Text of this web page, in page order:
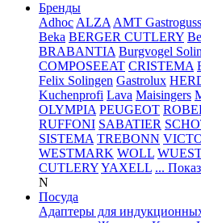
Бренды
Adhoc ALZA AMT Gastroguss
Beka BERGER CUTLERY
BRABANTIA Burgvogel
COMPOSEEAT CRISTEMA
Felix Solingen Gastrolux
Kuchenprofi Lava Maisingers
OLYMPIA PEUGEOT
RUFFONI SABATIER
SISTEMA TREBONN
WESTMARK WOLL
CUTLERYYAXELL ...
N
Посуда
Адаптеры для